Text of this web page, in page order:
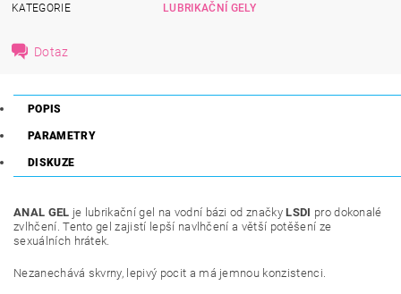
KATEGORIE
LUBRIKAČNÍ GELY
Dotaz
POPIS
PARAMETRY
DISKUZE
ANAL GEL je lubrikační gel na vodní bázi od značky LSDI pro dokonalé
zvlhčení. Tento gel zajistí lepší navlhčení a větší potěšení ze
sexuálních hrátek.
Nezanechává skvrny, lepivý pocit a má jemnou konzistenci.